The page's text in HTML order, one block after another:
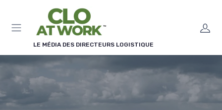
LE MÉDIA DES DIRECTEURS LOGISTIQUE
Panneau de gestion des cookies